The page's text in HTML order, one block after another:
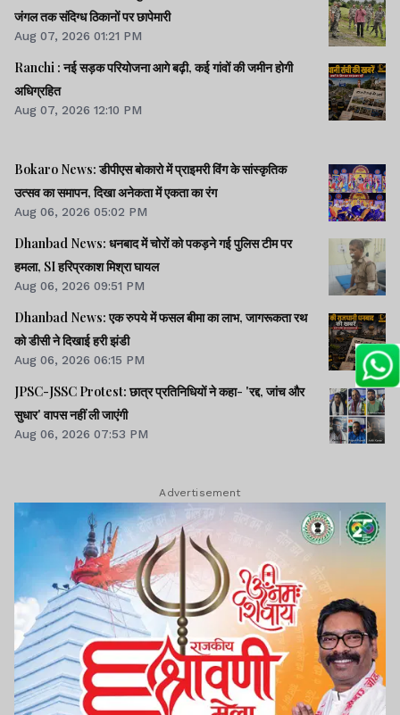
जंगल तक संदिग्ध ठिकानों पर छापेमारी
Aug 07, 2026 01:21 PM
Ranchi : नई सड़क परियोजना आगे बढ़ी, कई गांवों की जमीन होगी
अधिग्रहित
Aug 07, 2026 12:10 PM
Bokaro News: डीपीएस बोकारो में प्राइमरी विंग के सांस्कृतिक
उत्सव का समापन, दिखा अनेकता में एकता का रंग
Aug 06, 2026 05:02 PM
Dhanbad News: धनबाद में चोरों को पकड़ने गई पुलिस टीम पर
हमला, SI हरिप्रकाश मिश्रा घायल
Aug 06, 2026 09:51 PM
Dhanbad News: एक रुपये में फसल बीमा का लाभ, जागरूकता रथ
को डीसी ने दिखाई हरी झंडी
Aug 06, 2026 06:15 PM
JPSC-JSSC Protest: छात्र प्रतिनिधियों ने कहा- 'रद्द, जांच और
सुधार' वापस नहीं ली जाएंगी
Aug 06, 2026 07:53 PM
Advertisement